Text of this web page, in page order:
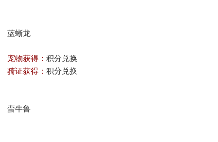
蓝蜥龙
宠物获得： 积分兑换
骑证获得： 积分兑换
蛮牛鲁